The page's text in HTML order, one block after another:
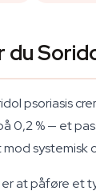
du
psoriasis
0,2 % — et
systemisk
at påføre et